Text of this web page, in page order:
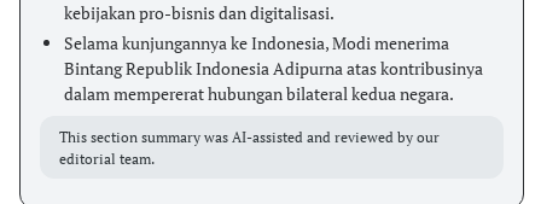
kebijakan pro-bisnis dan digitalisasi.
Selama kunjungannya ke Indonesia, Modi menerima
Bintang Republik Indonesia Adipurna atas kontribusinya
dalam mempererat hubungan bilateral kedua negara.
This section summary was AI-assisted and reviewed by our
editorial team.